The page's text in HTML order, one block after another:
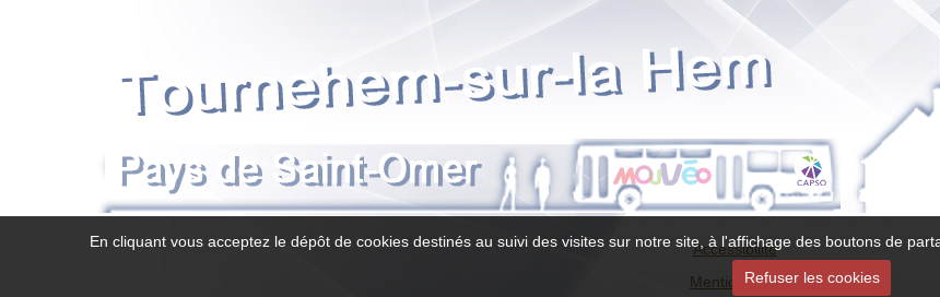
Accessibilité
Mentions légales
En cliquant vous acceptez le dépôt de cookies destinés au suivi des visites sur notre site, à l'affichage des boutons de
Refuser les cookies